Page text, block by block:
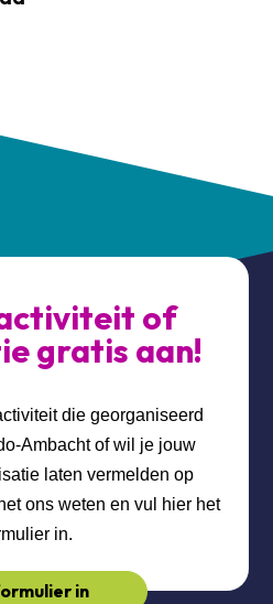
of
gratis aan!
die georganiseerd
Ambacht of wil je jouw
laten vermelden op
ons weten en vul hier het
in.
in